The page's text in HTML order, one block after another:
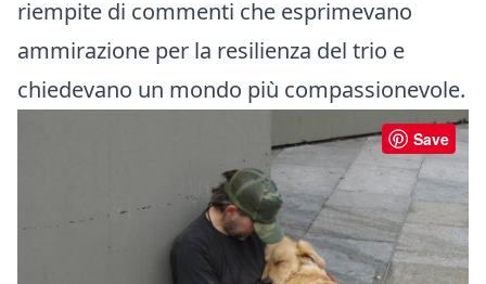
riempite di commenti che esprimevano
ammirazione per la resilienza del trio e
chiedevano un mondo più compassionevole.
Save